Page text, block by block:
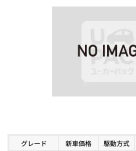
グレード 新車価格 駆動方式